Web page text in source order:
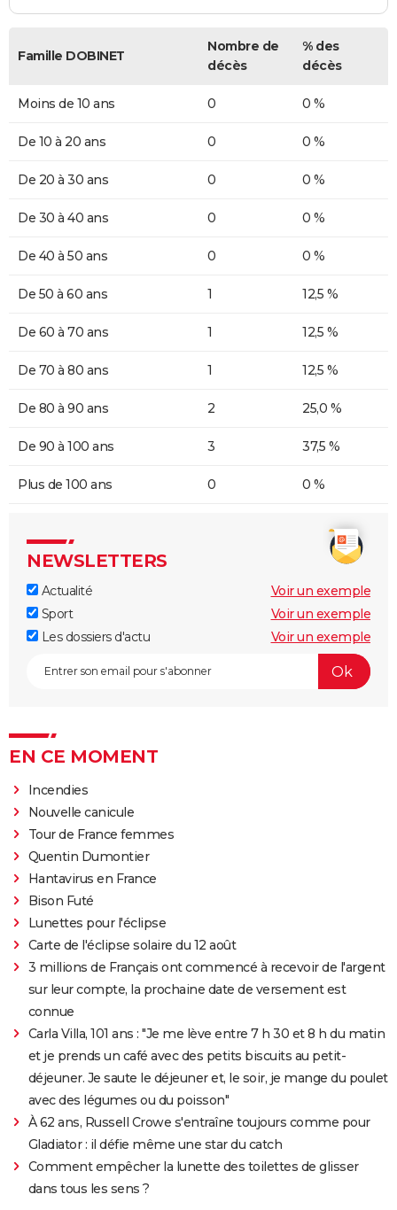
Famille DOBINET
Nombre de
décès
% des
décès
Moins de 10 ans 0 0 %
De 10 à 20 ans 0 0 %
De 20 à 30 ans 0 0 %
De 30 à 40 ans 0 0 %
De 40 à 50 ans 0 0 %
De 50 à 60 ans 1 12,5 %
De 60 à 70 ans 1 12,5 %
De 70 à 80 ans 1 12,5 %
De 80 à 90 ans 2 25,0 %
De 90 à 100 ans 3 37,5 %
Plus de 100 ans 0 0 %
NEWSLETTERS
Actualité
Voir un exemple
Sport
Voir un exemple
Les dossiers d'actu
Voir un exemple
EN CE MOMENT
Incendies
Nouvelle canicule
Tour de France femmes
Quentin Dumontier
Hantavirus en France
Bison Futé
Lunettes pour l'éclipse
Carte de l'éclipse solaire du 12 août
3 millions de Français ont commencé à recevoir de l'argent
sur leur compte, la prochaine date de versement est
connue
Carla Villa, 101 ans : "Je me lève entre 7 h 30 et 8 h du matin
et je prends un café avec des petits biscuits au petit-
déjeuner. Je saute le déjeuner et, le soir, je mange du poulet
avec des légumes ou du poisson"
À 62 ans, Russell Crowe s'entraîne toujours comme pour
Gladiator : il défie même une star du catch
Comment empêcher la lunette des toilettes de glisser
dans tous les sens ?